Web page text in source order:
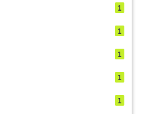
1
1
1
1
1